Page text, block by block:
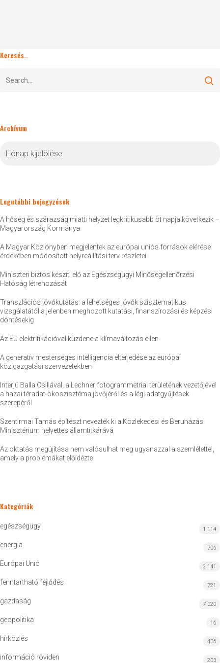
Keresés..
Archívum
Legutóbbi bejegyzések
A hőség és szárazság miatti helyzet legkritikusabb öt napja következik –
Magyarország Kormánya
A Magyar Közlönyben megjelentek az európai uniós források elérése
érdekében módosított helyreállítási terv részletei
Miniszteri biztos készíti elő az Egészségügyi Minőségellenőrzési
Hatóság létrehozását
Transzlációs jövőkutatás: a lehetséges jövők szisztematikus
vizsgálatától a jelenben meghozott kutatási, finanszírozási és képzési
döntésekig
Az EU elektrifikációval küzdene a klímaváltozás ellen
A generatív mesterséges intelligencia elterjedése az európai
közigazgatási szervezetekben
Interjú Balla Csillával, a Lechner fotogrammetriai területének vezetőjével
a hazai téradat-ökoszisztéma jövőjéről és a légi adatgyűjtések
szerepéről
Szentirmai Tamás építészt nevezték ki a Közlekedési és Beruházási
Minisztérium helyettes államtitkárává
Az oktatás megújítása nem valósulhat meg ugyanazzal a szemlélettel,
amely a problémákat előidézte
Kategóriák
egészségügy 1 114
energia 706
Európai Unió 2 141
fenntartható fejlődés 721
gazdaság 7 020
geopolitika 16
hírközlés 406
információ röviden 203